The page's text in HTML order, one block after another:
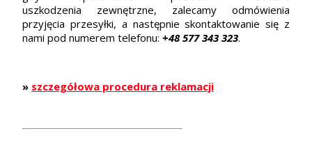
uszkodzenia zewnętrzne, zalecamy odmówienia
przyjęcia przesyłki, a następnie skontaktowanie się z
nami pod numerem telefonu: +48 577 343 323.
» szczegółowa procedura reklamacji